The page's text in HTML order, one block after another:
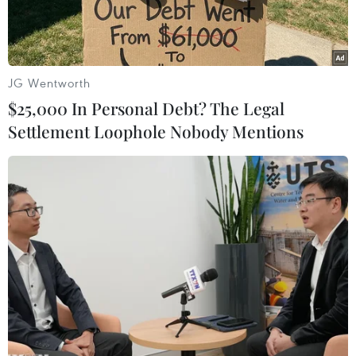
Cử tri Ai Cập bỏ phiếu trong cuộc trưng cầu dân ý về hiến pháp
mới tại Cairo. (Nguồn: AFP/TTXVN)
Theo phóng viên TTXVN tại Cairo, Liên minh
châu Âu (EU) ngày 19/5 khẳng định sẽ tham gia
giám sát cuộc bầu cử Tổng thống dự kiến diễn
ra vào tuần tới tại Ai Cập sau khi một số vướng
mắc kỹ thuật được tháo gỡ.
JG Wentworth
$25,000 In Personal Debt? The Legal
Settlement Loophole Nobody Mentions